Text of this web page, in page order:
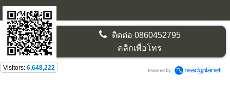
ติดต่อ 0860452795
คลิกเพื่อโทร
Visitors: 6,648,222